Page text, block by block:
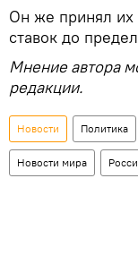
Он же принял
ставок до
Мнение автора
редакции.
Новости Политика
Новости мира